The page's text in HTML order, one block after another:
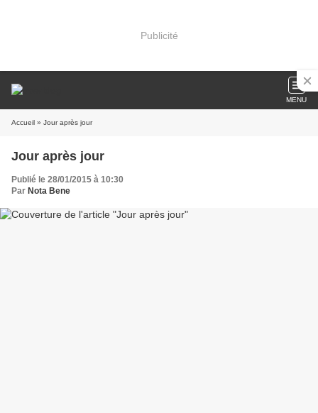
Publicité
MENU
Accueil » Jour après jour
Jour après jour
Publié le 28/01/2015 à 10:30
Par Nota Bene